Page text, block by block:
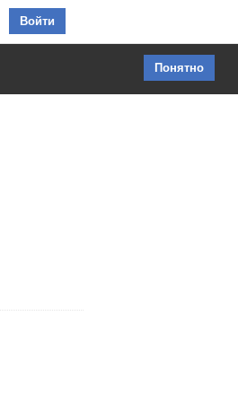
Перейти к содержимому
Войти
Понятно